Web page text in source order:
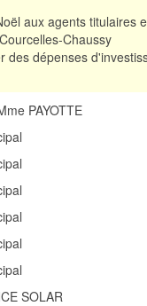
aux agents titulaires
Chaussy
des dépenses
PAYOTTE
SOLAR